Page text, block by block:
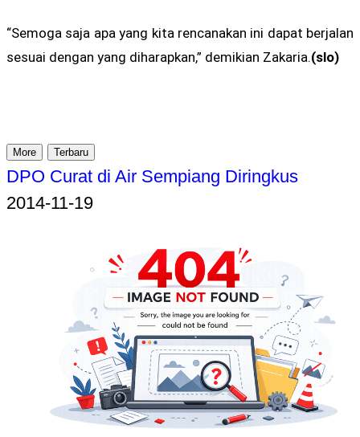
“Semoga saja apa yang kita rencanakan ini dapat berjalan
sesuai dengan yang diharapkan,” demikian Zakaria.(slo)
More Terbaru
DPO Curat di Air Sempiang Diringkus
2014-11-19